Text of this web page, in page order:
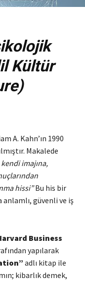
Kültür
A. Kahn’ın 1990
Makalede
imajına,
hissi”Bu his bir
güvenli ve iş
Business
yapılarak
adlı kitap ile
kibarlık demek,